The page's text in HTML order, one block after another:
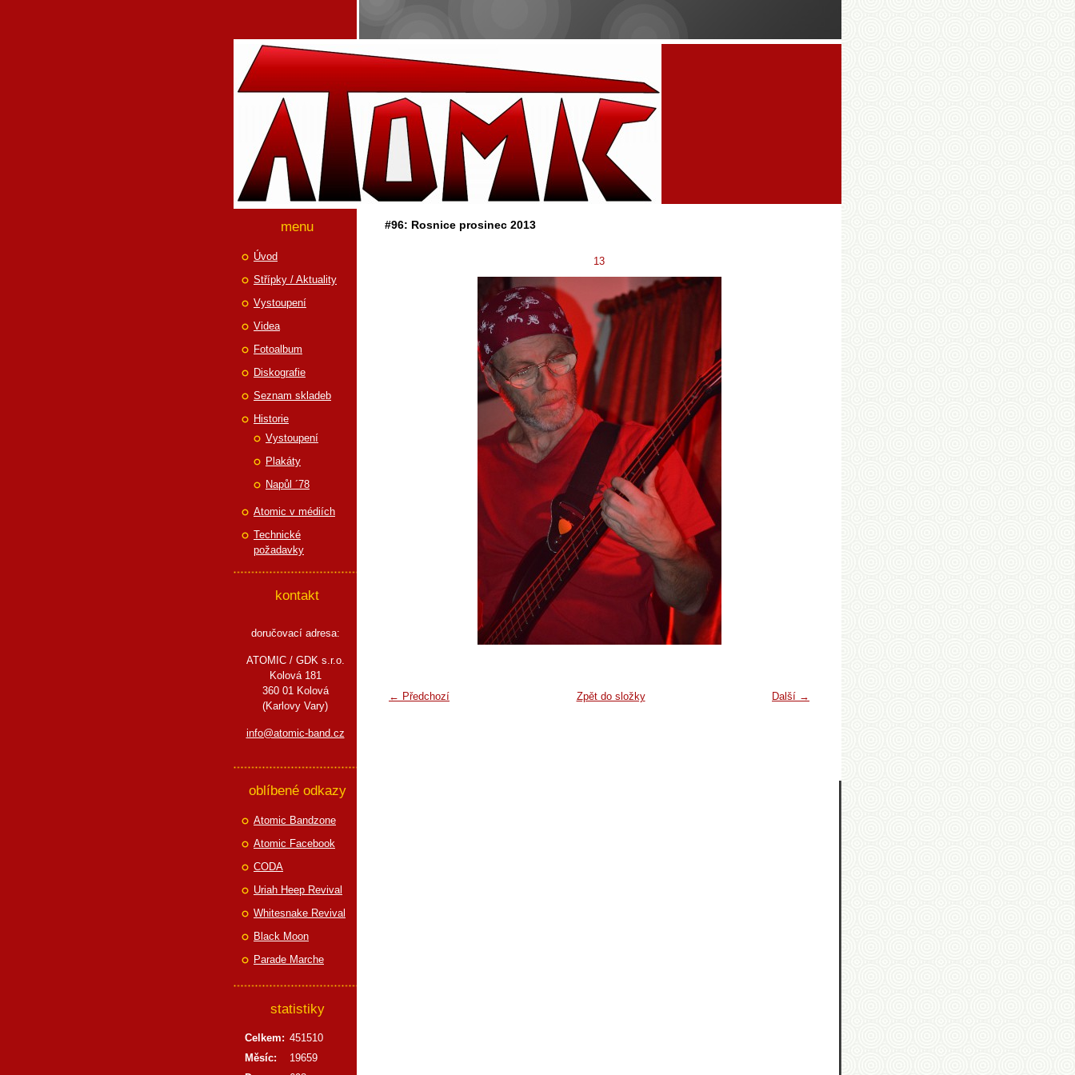
#96: Rosnice prosinec 2013
13
← Předchozí Další →
Zpět do složky
menu
Úvod
Střípky / Aktuality
Vystoupení
Videa
Fotoalbum
Diskografie
Seznam skladeb
Historie
Vystoupení
Plakáty
Napůl ´78
Atomic v médiích
Technické
požadavky
kontakt
doručovací adresa:
ATOMIC / GDK s.r.o.
Kolová 181
360 01 Kolová
(Karlovy Vary)
info@atomic-band.cz
oblíbené odkazy
Atomic Bandzone
Atomic Facebook
CODA
Uriah Heep Revival
Whitesnake Revival
Black Moon
Parade Marche
statistiky
Celkem: 451510
Měsíc:
19659